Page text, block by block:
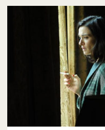
Lees verder